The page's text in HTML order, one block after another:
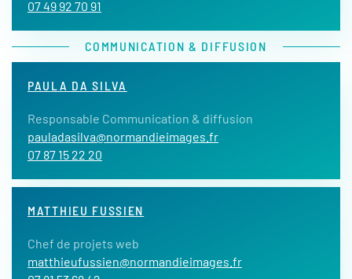
07 49 92 70 91
COMMUNICATION & DIFFUSION
PAULA DA SILVA
Responsable Communication & diffusion
pauladasilva@normandieimages.fr
07 87 15 22 20
MATTHIEU FUSSIEN
Chef de projets web
matthieufussien@normandieimages.fr